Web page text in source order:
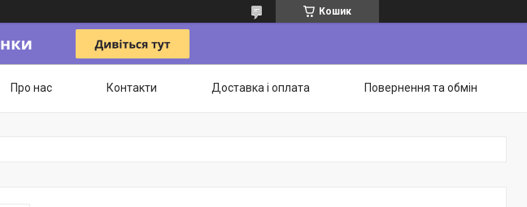
Кошик
Про нас Контакти Доставка і оплата Повернення та обмін